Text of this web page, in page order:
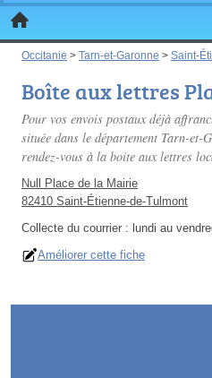
Occitanie > Tarn-et-Garonne > Saint-
Boîte aux lettres
Pour vos envois postaux déjà
située dans le département Tarn-et-
rendez-vous à la boite aux lettres
Null Place de la Mairie
82410 Saint-Étienne-de-Tulmont
Collecte du courrier : lundi au
Améliorer cette fiche